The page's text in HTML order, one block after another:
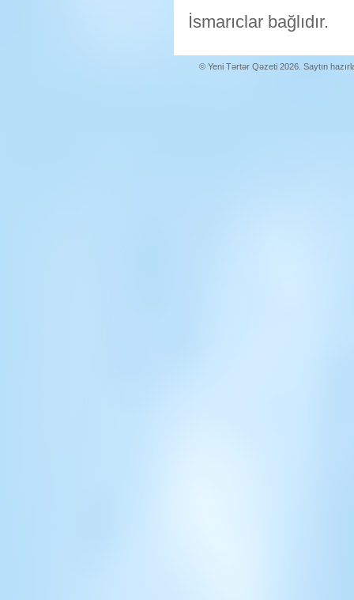
İsmarıclar bağlıdır.
© Yeni Tərtər Qəzeti 2026. Saytın